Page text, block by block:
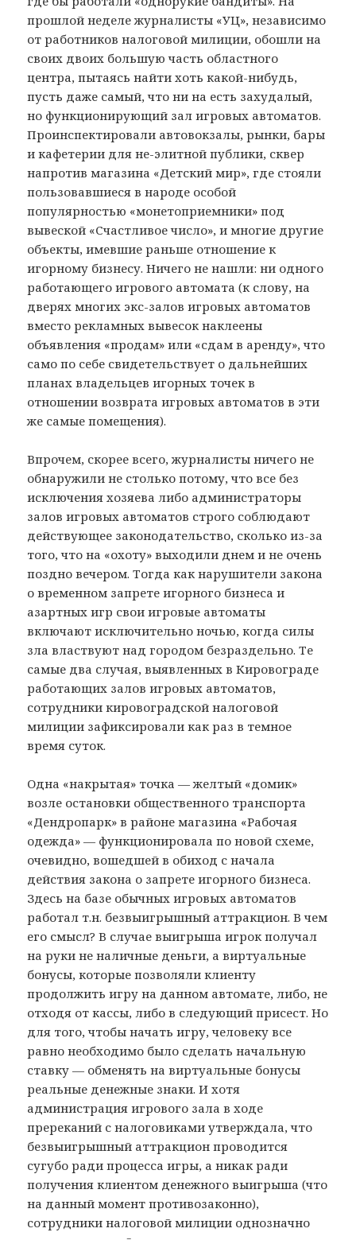
прошлой неделе журналисты «УЦ», независимо
от работников налоговой милиции, обошли на
своих двоих большую часть областного
центра, пытаясь найти хоть какой-нибудь,
пусть даже самый, что ни на есть захудалый,
но функционирующий зал игровых автоматов.
Проинспектировали автовокзалы, рынки, бары
и кафетерии для не-элитной публики, сквер
напротив магазина «Детский мир», где стояли
пользовавшиеся в народе особой
популярностью «монетоприемники» под
вывеской «Счастливое число», и многие другие
объекты, имевшие раньше отношение к
игорному бизнесу. Ничего не нашли: ни одного
работающего игрового автомата (к слову, на
дверях многих экс-залов игровых автоматов
вместо рекламных вывесок наклеены
объявления «продам» или «сдам в аренду», что
само по себе свидетельствует о дальнейших
планах владельцев игорных точек в
отношении возврата игровых автоматов в эти
же самые помещения).
Впрочем, скорее всего, журналисты ничего не
обнаружили не столько потому, что все без
исключения хозяева либо администраторы
залов игровых автоматов строго соблюдают
действующее законодательство, сколько из-за
того, что на «охоту» выходили днем и не очень
поздно вечером. Тогда как нарушители закона
о временном запрете игорного бизнеса и
азартных игр свои игровые автоматы
включают исключительно ночью, когда силы
зла властвуют над городом безраздельно. Те
самые два случая, выявленных в Кировограде
работающих залов игровых автоматов,
сотрудники кировоградской налоговой
милиции зафиксировали как раз в темное
время суток.
Одна «накрытая» точка — желтый «домик»
возле остановки общественного транспорта
«Дендропарк» в районе магазина «Рабочая
одежда» — функционировала по новой схеме,
очевидно, вошедшей в обиход с начала
действия закона о запрете игорного бизнеса.
Здесь на базе обычных игровых автоматов
работал т.н. безвыигрышный аттракцион. В чем
его смысл? В случае выигрыша игрок получал
на руки не наличные деньги, а виртуальные
бонусы, которые позволяли клиенту
продолжить игру на данном автомате, либо, не
отходя от кассы, либо в следующий присест. Но
для того, чтобы начать игру, человеку все
равно необходимо было сделать начальную
ставку — обменять на виртуальные бонусы
реальные денежные знаки. И хотя
администрация игрового зала в ходе
пререканий с налоговиками утверждала, что
безвыигрышный аттракцион проводится
сугубо ради процесса игры, а никак ради
получения клиентом денежного выигрыша (что
на данный момент противозаконно),
сотрудники налоговой милиции однозначно